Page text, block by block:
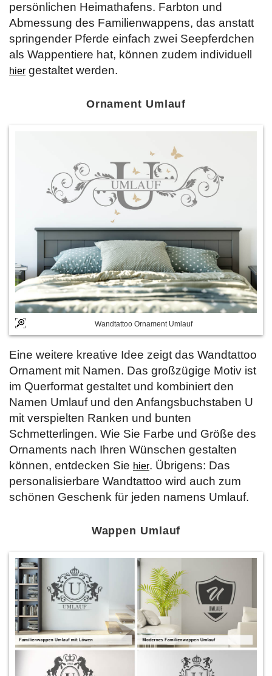
persönlichen Heimathafens. Farbton und
Abmessung des Familienwappens, das anstatt
springender Pferde einfach zwei Seepferdchen
als Wappentiere hat, können zudem individuell
hier gestaltet werden.
Ornament Umlauf
Wandtattoo Ornament Umlauf
Eine weitere kreative Idee zeigt das Wandtattoo
Ornament mit Namen. Das großzügige Motiv ist
im Querformat gestaltet und kombiniert den
Namen Umlauf und den Anfangsbuchstaben U
mit verspielten Ranken und bunten
Schmetterlingen. Wie Sie Farbe und Größe des
Ornaments nach Ihren Wünschen gestalten
können, entdecken Sie hier. Übrigens: Das
personalisierbare Wandtattoo wird auch zum
schönen Geschenk für jeden namens Umlauf.
Wappen Umlauf